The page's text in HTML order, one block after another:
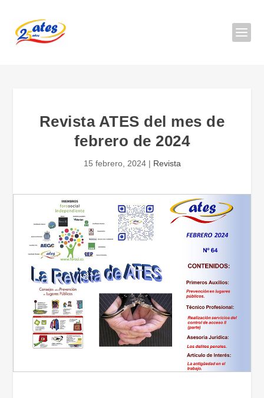
Revista ATES del mes de
febrero de 2024
15 febrero, 2024| Revista